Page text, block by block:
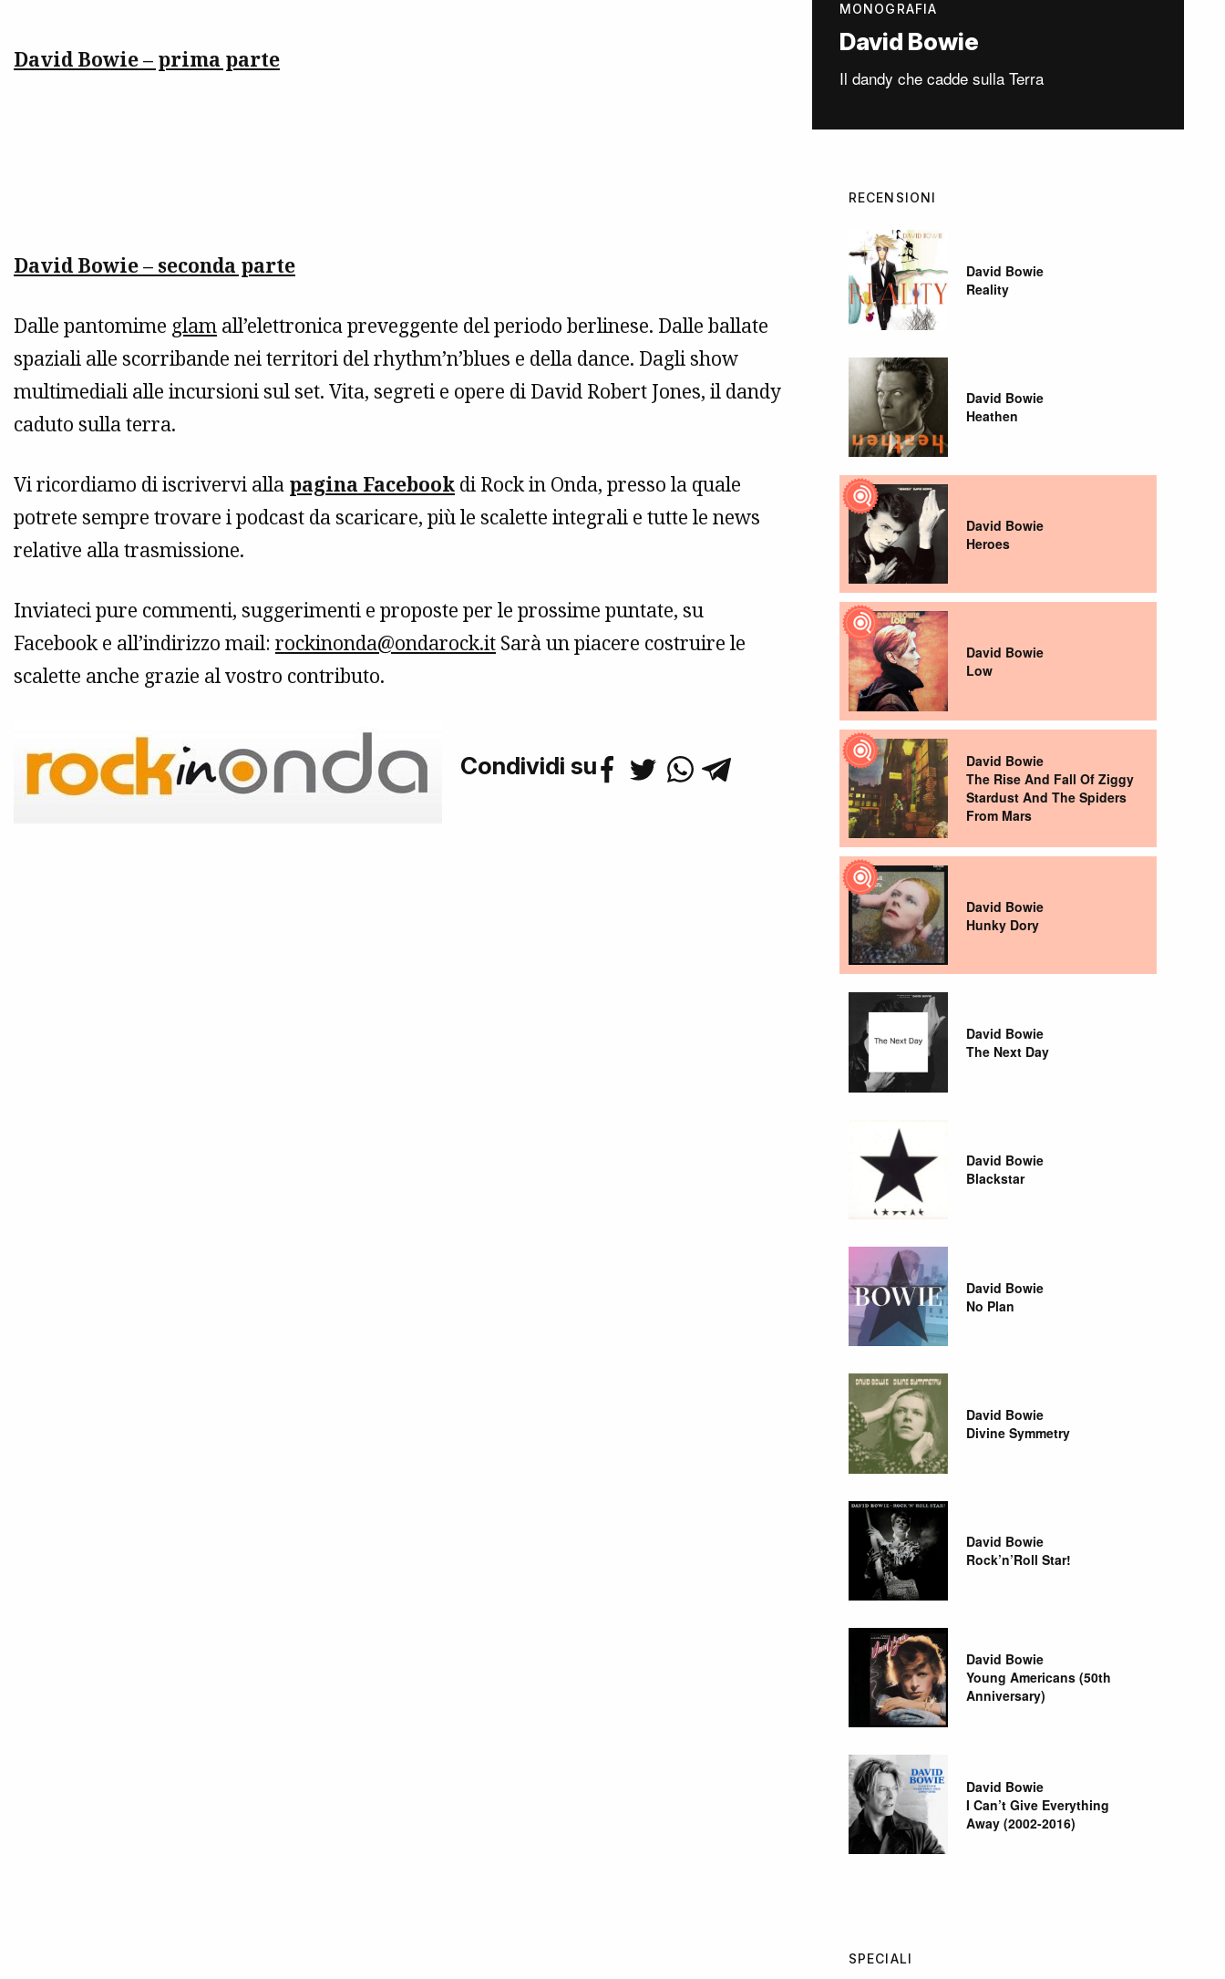
David Bowie – prima parte
David Bowie – seconda parte
Dalle pantomime glam all’elettronica preveggente del periodo berlinese. Dalle ballate
spaziali alle scorribande nei territori del rhythm’n’blues e della dance. Dagli show
multimediali alle incursioni sul set. Vita, segreti e opere di David Robert Jones, il dandy
caduto sulla terra.
Vi ricordiamo di iscrivervi alla pagina Facebook di Rock in Onda, presso la quale
potrete sempre trovare i podcast da scaricare, più le scalette integrali e tutte le news
relative alla trasmissione.
Inviateci pure commenti, suggerimenti e proposte per le prossime puntate, su
Facebook e all’indirizzo mail: rockinonda@ondarock.it Sarà un piacere costruire le
scalette anche grazie al vostro contributo.
Condividi su
MONOGRAFIA
David Bowie
Il dandy che cadde sulla Terra
RECENSIONI
David Bowie
Reality
David Bowie
Heathen
David Bowie
Heroes
David Bowie
Low
David Bowie
The Rise And Fall Of Ziggy
Stardust And The Spiders
From Mars
David Bowie
Hunky Dory
David Bowie
The Next Day
David Bowie
Blackstar
David Bowie
No Plan
David Bowie
Divine Symmetry
David Bowie
Rock’n’Roll Star!
David Bowie
Young Americans (50th
Anniversary)
David Bowie
I Can’t Give Everything
Away (2002-2016)
SPECIALI